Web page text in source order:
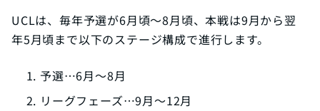
UCLは、毎年予選が6月頃〜8月頃、本戦は9月から翌
年5月頃まで以下のステージ構成で進行します。
予選…6月〜8月
リーグフェーズ…9月〜12月